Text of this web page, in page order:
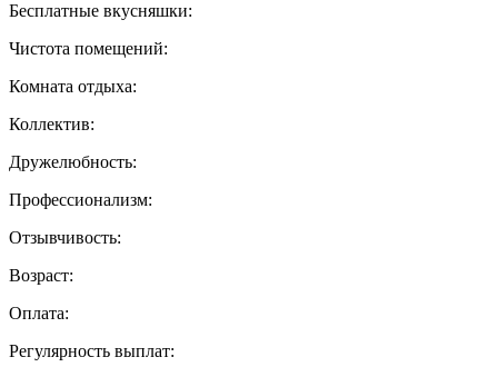
Бесплатные вкусняшки:
Чистота помещений:
Комната отдыха:
Коллектив:
Дружелюбность:
Профессионализм:
Отзывчивость:
Возраст:
Оплата:
Регулярность выплат: